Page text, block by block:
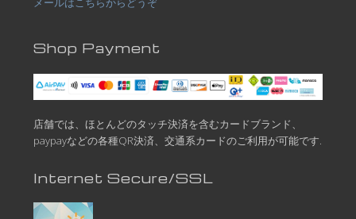
Shop Payment
店舗では、ほとんどのタッチ決済を含むカードブランド、
paypayなどの各種QR決済、交通系カードのご利用が可能です.
Internet Secure/SSL